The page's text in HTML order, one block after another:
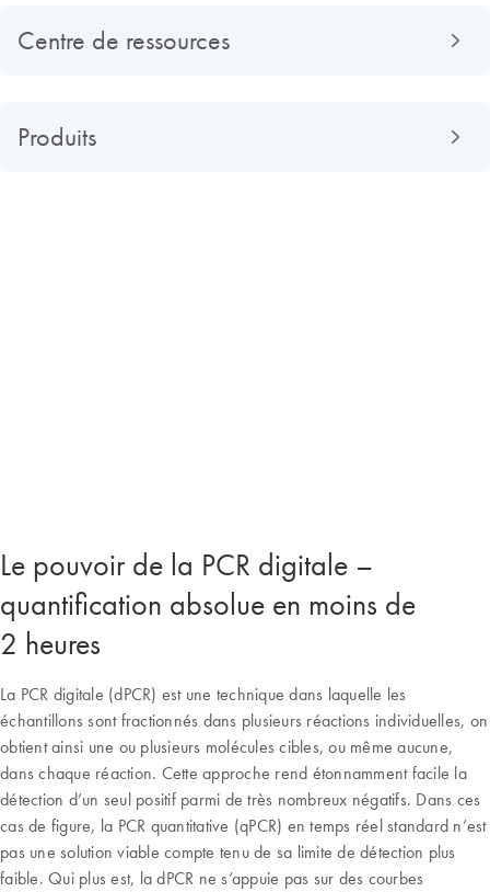
Centre de ressources
Produits
Le pouvoir de la PCR digitale –
quantification absolue en moins de
2 heures
La PCR digitale (dPCR) est une technique dans laquelle les
échantillons sont fractionnés dans plusieurs réactions individuelles, on
obtient ainsi une ou plusieurs molécules cibles, ou même aucune,
dans chaque réaction. Cette approche rend étonnamment facile la
détection d’un seul positif parmi de très nombreux négatifs. Dans ces
cas de figure, la PCR quantitative (qPCR) en temps réel standard n’est
pas une solution viable compte tenu de sa limite de détection plus
faible. Qui plus est, la dPCR ne s’appuie pas sur des courbes